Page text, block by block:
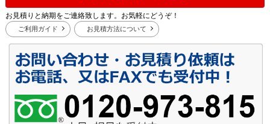
お見積りと納期をご連絡致します。お気軽にどうぞ！
ご利用ガイド お見積方法について